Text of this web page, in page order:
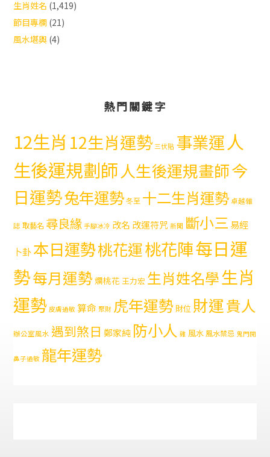
生肖姓名 (1,419)
節目專欄 (21)
風水堪輿 (4)
熱門關鍵字
12生肖 12生肖運勢 三伏貼 事業運人
生後運規劃師人生後運規畫師今
日運勢兔年運勢冬至 十二生肖運勢 卓越雜
誌 取藝名 尋良緣 手腳冰冷 改名 改運符咒 新聞 斷小三易經
卜卦本日運勢桃花運桃花陣每日運
勢每月運勢 爛桃花 王力宏 生肖姓名學生肖
運勢 皮膚過敏 算命 聚財 虎年運勢 財位 財運貴人
辦公室風水 遇到煞日 鄭家純 防小人 雞 風水風水禁忌 鬼門開
鼻子過敏 龍年運勢